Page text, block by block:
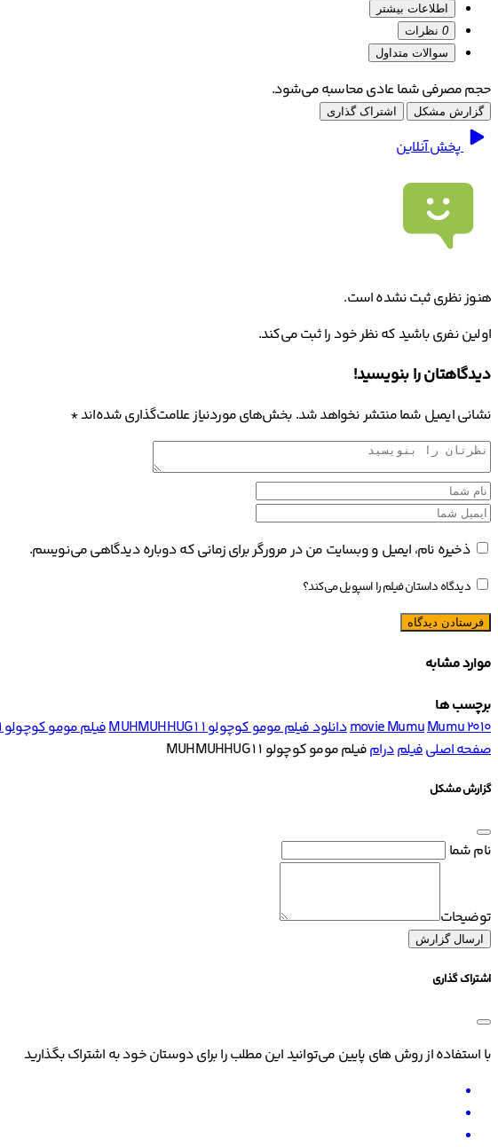
اطلاعات بیشتر
0 نظرات
سوالات متداول
حجم مصرفی شما عادی محاسبه می‌شود.
گزارش مشکل اشتراک گذاری
پخش آنلاین
هنوز نظری ثبت نشده است.
اولین نفری باشید که نظر خود را ثبت می‌کند.
دیدگاهتان را بنویسید!
نشانی ایمیل شما منتشر نخواهد شد. بخش‌های موردنیاز علامت‌گذاری شده‌اند*
ذخیره نام، ایمیل و وبسایت من در مرورگر برای زمانی که دوباره دیدگاهی می‌نویسم.
دیدگاه داستان فیلم را اسپویل می‌کند؟
موارد مشابه
برچسب ها
movie MumuMumu 2010 دانلود فیلم مومو کوچولو ۱ MUHMUHHUG 1
فیلم مومو کوچولو ۱ MUHMUHHUG 1
صفحه اصلیفیلمدرامفیلم مومو کوچولو ۱ MUHMUHHUG 1
گزارش مشکل
نام شما
توضیحات
ارسال گزارش
اشتراک گذاری
با استفاده از روش های پایین می‌توانید این مطلب را برای دوستان خود به اشتراک بگذارید